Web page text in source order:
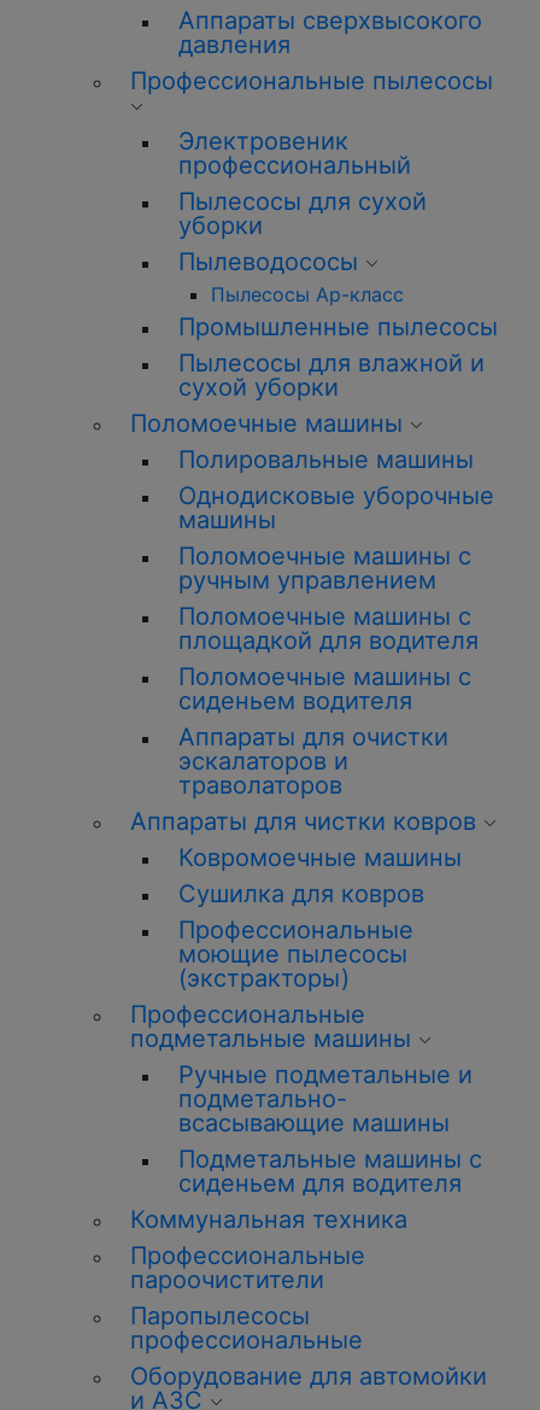
Аппараты сверхвысокого
давления
Профессиональные пылесосы
Электровеник
профессиональный
Пылесосы для сухой
уборки
Пылеводососы
Пылесосы Ар-класс
Промышленные пылесосы
Пылесосы для влажной и
сухой уборки
Поломоечные машины
Полировальные машины
Однодисковые уборочные
машины
Поломоечные машины с
ручным управлением
Поломоечные машины с
площадкой для водителя
Поломоечные машины с
сиденьем водителя
Аппараты для очистки
эскалаторов и
траволаторов
Аппараты для чистки ковров
Ковромоечные машины
Сушилка для ковров
Профессиональные
моющие пылесосы
(экстракторы)
Профессиональные
подметальные машины
Ручные подметальные и
подметально-
всасывающие машины
Подметальные машины с
сиденьем для водителя
Коммунальная техника
Профессиональные
пароочистители
Паропылесосы
профессиональные
Оборудование для автомойки
и АЗС